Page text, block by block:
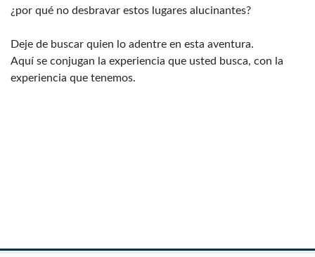
¿por qué no desbravar estos lugares alucinantes?
Deje de buscar quien lo adentre en esta aventura.
Aquí se conjugan la experiencia que usted busca, con la
experiencia que tenemos.